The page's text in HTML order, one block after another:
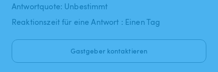
Antwortquote: Unbestimmt
Reaktionszeit für eine Antwort : Einen Tag
Gastgeber kontaktieren